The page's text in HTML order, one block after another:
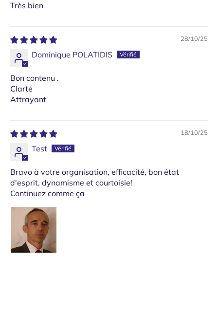
Très bien
28/10/25
Dominique POLATIDIS
Bon contenu .
Clarté
Attrayant
18/10/25
Test
Bravo à votre organisation, efficacité, bon état
d'esprit, dynamisme et courtoisie!
Continuez comme ça